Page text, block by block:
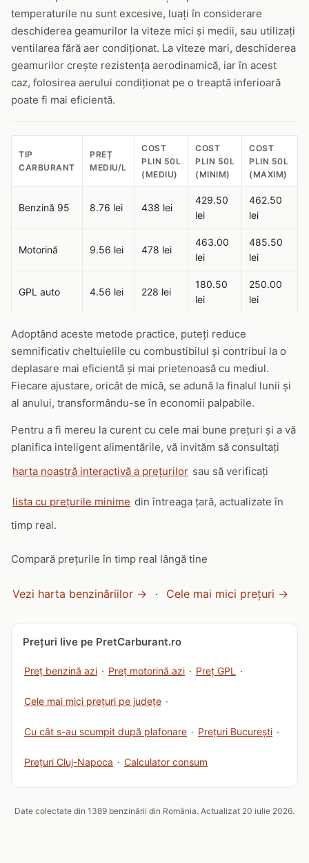
temperaturile nu sunt excesive, luați în considerare
deschiderea geamurilor la viteze mici și medii, sau utilizați
ventilarea fără aer condiționat. La viteze mari, deschiderea
geamurilor crește rezistența aerodinamică, iar în acest
caz, folosirea aerului condiționat pe o treaptă inferioară
poate fi mai eficientă.
TIP
CARBURANT
PREȚ
MEDIU/L
COST
PLIN 50L
(MEDIU)
COST
PLIN 50L
(MINIM)
COST
PLIN 50L
(MAXIM)
Benzină 95 8.76 lei 438 lei
429.50
lei
462.50
lei
Motorină 9.56 lei 478 lei
463.00
lei
485.50
lei
GPL auto 4.56 lei 228 lei
180.50
lei
250.00
lei
Adoptând aceste metode practice, puteți reduce
semnificativ cheltuielile cu combustibilul și contribui la o
deplasare mai eficientă și mai prietenoasă cu mediul.
Fiecare ajustare, oricât de mică, se adună la finalul lunii și
al anului, transformându-se în economii palpabile.
Pentru a fi mereu la curent cu cele mai bune prețuri și a vă
planifica inteligent alimentările, vă invităm să consultați
harta noastră interactivă a prețurilor sau să verificați
lista cu prețurile minime din întreaga țară, actualizate în
timp real.
Compară prețurile în timp real lângă tine
Vezi harta benzinăriilor → · Cele mai mici prețuri →
Prețuri live pe PretCarburant.ro
Preț benzină azi · Preț motorină azi · Preț GPL ·
Cele mai mici prețuri pe județe ·
Cu cât s-au scumpit după plafonare · Prețuri București ·
Prețuri Cluj-Napoca · Calculator consum
Date colectate din 1389 benzinării din România. Actualizat 20 iulie 2026.